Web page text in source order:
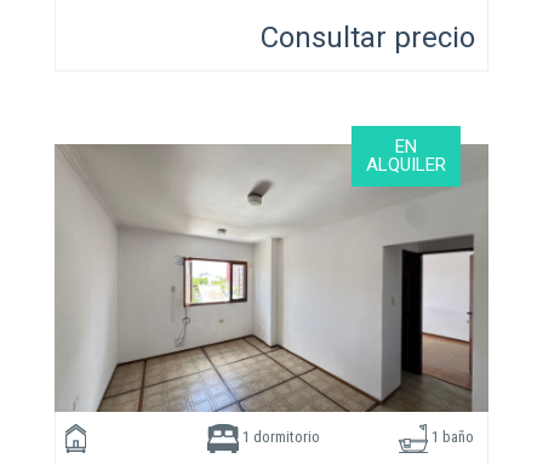
Consultar precio
EN
ALQUILER
1 dormitorio 1 baño